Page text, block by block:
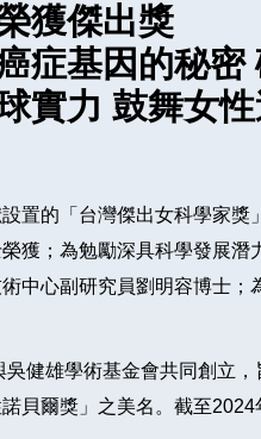
獲傑出獎
症基因的秘密
實力 鼓舞女性
置的「台灣傑出女科學家
獲；為勉勵深具科學發展
中心副研究員劉明容博士
吳健雄學術基金會共同創立
貝爾獎」之美名。截至